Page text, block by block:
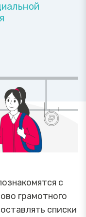
с
грамотного
списки